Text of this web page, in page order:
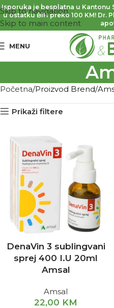
Skip to navigation
Skip to main content
Isporuka je besplatna u Kantonu
u ostatku BiH preko 100 KM! Dr.
MENU
Početna Proizvod Brend
Prikaži filtere
DenaVin 3 sublingvani
sprej 400 I.U 20ml
Amsal
Amsal
22,00 KM